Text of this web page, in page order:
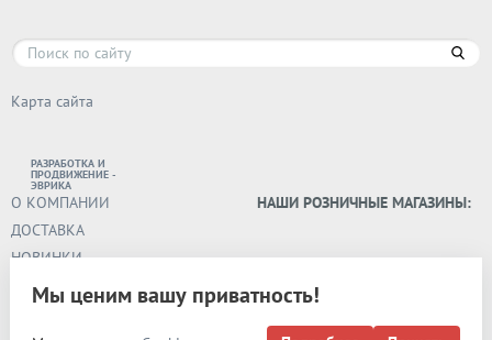
Карта сайта
РАЗРАБОТКА И
ПРОДВИЖЕНИЕ -
ЭВРИКА
О КОМПАНИИ
ДОСТАВКА
НОВИНКИ
ОПТОВИКАМ
НАШИ РОЗНИЧНЫЕ МАГАЗИНЫ:
Мы ценим вашу приватность!